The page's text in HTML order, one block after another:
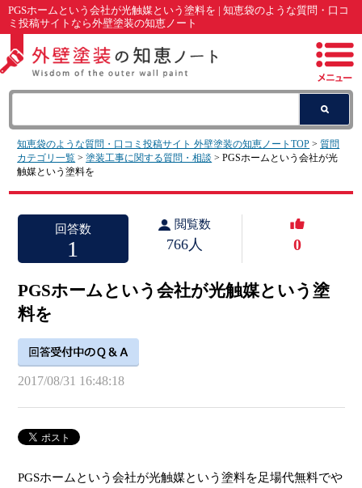
PGSホームという会社が光触媒という塗料を | 知恵袋のような質問・口コ
ミ投稿サイトなら外壁塗装の知恵ノート
知恵袋のような質問・口コミ投稿サイト 外壁塗装の知恵ノートTOP >質問
カテゴリ一覧 >塗装工事に関する質問・相談 > PGSホームという会社が光
触媒という塗料を
回答数
1
閲覧数
766人 0
PGSホームという会社が光触媒という塗
料を
2017/08/31 16:48:18
PGSホームという会社が光触媒という塗料を足場代無料でや